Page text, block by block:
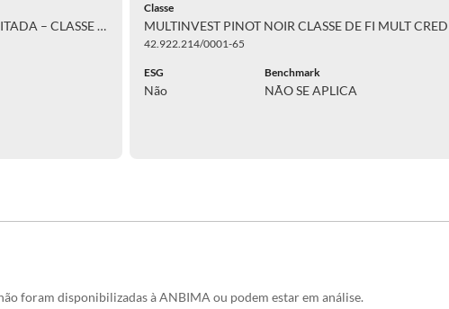
MULTINVEST PINOT NOIR CLASSE DE FI MULT CRED PRIV RESP LIMITADA – CLASSE ÚNICA
Classe
42.922.214/0001-65
ESG
Não
Benchmark
NÃO SE APLICA
foram disponibilizadas à ANBIMA ou podem estar em análise.